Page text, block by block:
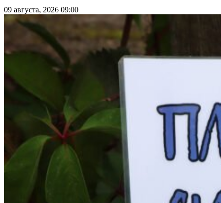
09 августа, 2026 09:00